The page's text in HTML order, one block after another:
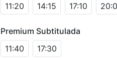
11:20
14:15 17:10
Premium Subtitulada
11:40
17:30